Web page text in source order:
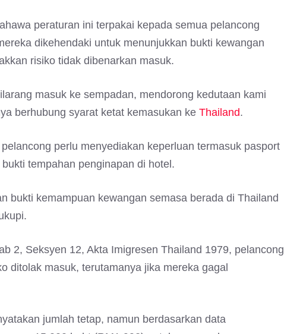
peraturan ini terpakai kepada semua pelancong
dikehendaki untuk menunjukkan bukti kewangan
risiko tidak dibenarkan masuk.
masuk ke sempadan, mendorong kedutaan kami
berhubung syarat ketat kemasukan ke Thailand.
perlu menyediakan keperluan termasuk pasport
tempahan penginapan di hotel.
bukti kemampuan kewangan semasa berada di Thailand
2, Seksyen 12, Akta Imigresen Thailand 1979, pelancong
ditolak masuk, terutamanya jika mereka gagal
jumlah tetap, namun berdasarkan data